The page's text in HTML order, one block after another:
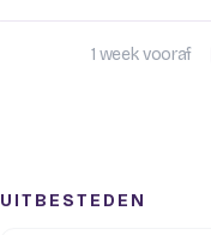
1 week vooraf
UITBESTEDEN